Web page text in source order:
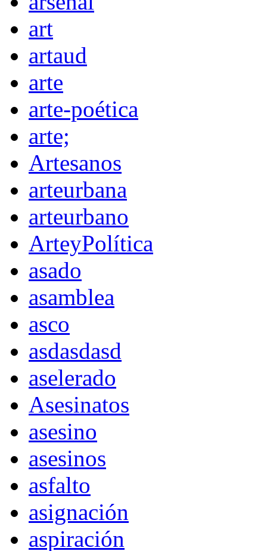
art
artaud
arte
arte-poética
arte;
Artesanos
arteurbana
arteurbano
ArteyPolítica
asado
asamblea
asco
asdasdasd
aselerado
Asesinatos
asesino
asesinos
asfalto
asignación
aspiración